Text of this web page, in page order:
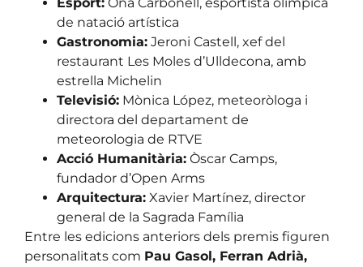
de natació artística
Gastronomia: Jeroni Castell, xef del
restaurant Les Moles d’Ulldecona, amb
estrella Michelin
Televisió: Mònica López, meteoròloga i
directora del departament de
meteorologia de RTVE
Acció Humanitària: Òscar Camps,
fundador d’Open Arms
Arquitectura: Xavier Martínez, director
general de la Sagrada Família
Entre les edicions anteriors dels premis figuren
personalitats com Pau Gasol, Ferran Adrià,